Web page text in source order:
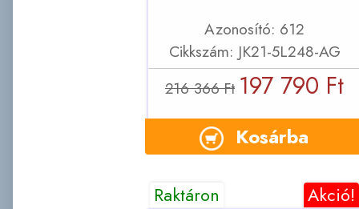
Azonosító: 612
Cikkszám: JK21-5L248-AG
216 366 Ft 197 790 Ft
Kosárba
Akció!
Raktáron